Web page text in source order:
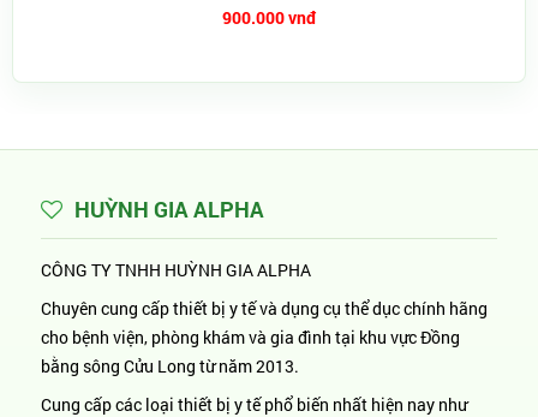
900.000 vnđ
HUỲNH GIA ALPHA
CÔNG TY TNHH HUỲNH GIA ALPHA
Chuyên cung cấp thiết bị y tế và dụng cụ thể dục chính hãng
cho bệnh viện, phòng khám và gia đình tại khu vực Đồng
bằng sông Cửu Long từ năm 2013.
Cung cấp các loại thiết bị y tế phổ biến nhất hiện nay như